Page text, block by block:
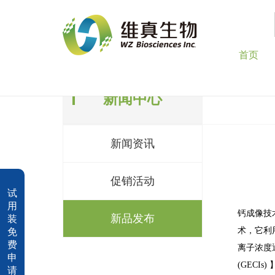
首页
新闻中心
新闻资讯
促销活动
新品发布
钙成像技
术，它利
离子浓度
(GECIs)
试
用
装
免
费
申
请